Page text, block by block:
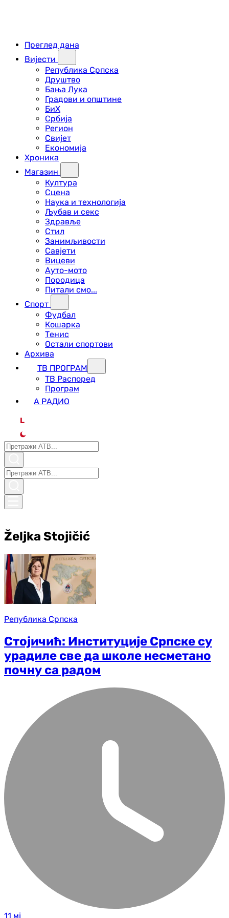
Преглед дана
Вијести
Република Српска
Друштво
Бања Лука
Градови и општине
БиХ
Србија
Регион
Свијет
Економија
Хроника
Магазин
Култура
Сцена
Наука и технологија
Љубав и секс
Здравље
Стил
Занимљивости
Савјети
Вицеви
Ауто-мото
Породица
Питали смо...
Спорт
Фудбал
Кошарка
Тенис
Остали спортови
Архива
ТВ ПРОГРАМ
ТВ Распоред
Програм
А РАДИО
L
Željka Stojičić
Република Српска
Стојичић: Институције Српске су
урадиле све да школе несметано
почну са радом
11 мј